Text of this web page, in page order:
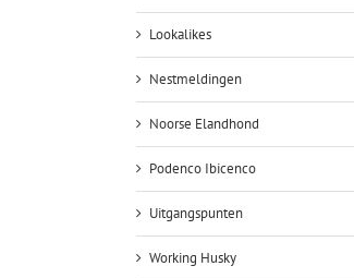
Lookalikes
Nestmeldingen
Noorse Elandhond
Podenco Ibicenco
Uitgangspunten
Working Husky